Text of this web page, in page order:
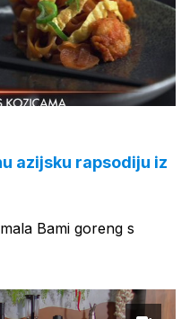
azijsku rapsodiju iz
Bami goreng s